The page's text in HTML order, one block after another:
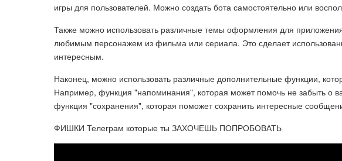
игры для пользователей. Можно создать бота самостоятельно или
Также можно использовать различные темы оформления для
любимым персонажем из фильма или сериала. Это сделает
интересным.
Наконец, можно использовать различные дополнительные функции,
Например, функция "напоминания", которая может помочь не забыть о
функция "сохранения", которая поможет сохранить интересные
ФИШКИ Телеграм которые ты ЗАХОЧЕШЬ ПОПРОБОВАТЬ